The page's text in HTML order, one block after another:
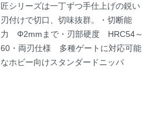
匠シリーズは一丁ずつ手仕上げの鋭い
刃付けで切口、切味抜群。・切断能
力 Φ2mmまで・刃部硬度 HRC54～
60・両刃仕様 多種ゲートに対応可能
なホビー向けスタンダードニッパ